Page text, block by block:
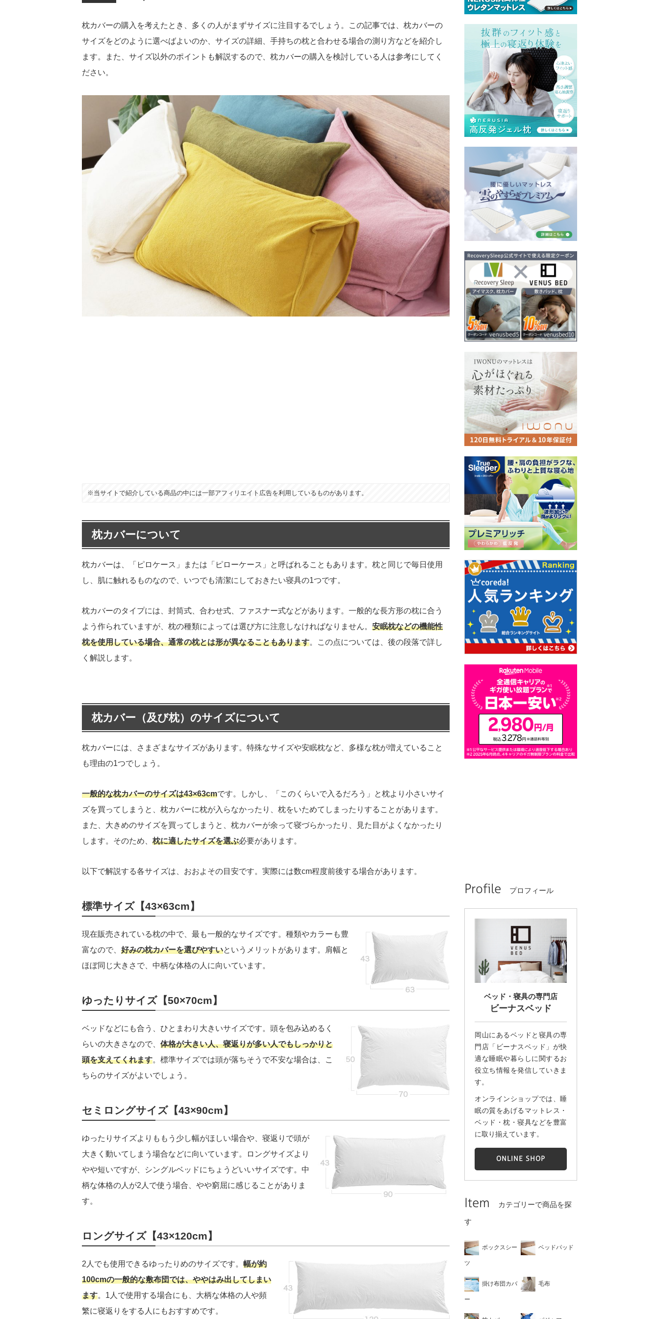
枕カバーの購入を考えたとき、多くの人がまずサイズに注目するでしょう。この記事では、枕カバーの
サイズをどのように選べばよいのか、サイズの詳細、手持ちの枕と合わせる場合の測り方などを紹介し
ます。また、サイズ以外のポイントも解説するので、枕カバーの購入を検討している人は参考にしてく
ださい。
※当サイトで紹介している商品の中には一部アフィリエイト広告を利用しているものがあります。
枕カバーについて
枕カバーは、「ピロケース」または「ピローケース」と呼ばれることもあります。枕と同じで毎日使用
し、肌に触れるものなので、いつでも清潔にしておきたい寝具の1つです。
枕カバーのタイプには、封筒式、合わせ式、ファスナー式などがあります。一般的な長方形の枕に合う
よう作られていますが、枕の種類によっては選び方に注意しなければなりません。 安眠枕などの機能性
枕を使用している場合、通常の枕とは形が異なることもあります。この点については、後の段落で詳し
く解説します。
枕カバー（及び枕）のサイズについて
枕カバーには、さまざまなサイズがあります。特殊なサイズや安眠枕など、多様な枕が増えていること
も理由の1つでしょう。
一般的な枕カバーのサイズは43×63cmです。しかし、「このくらいで入るだろう」と枕より小さいサイ
ズを買ってしまうと、枕カバーに枕が入らなかったり、枕をいためてしまったりすることがあります。
また、大きめのサイズを買ってしまうと、枕カバーが余って寝づらかったり、見た目がよくなかったり
します。そのため、 枕に適したサイズを選ぶ必要があります。
以下で解説する各サイズは、おおよその目安です。実際には数cm程度前後する場合があります。
標準サイズ【43×63cm】
現在販売されている枕の中で、最も一般的なサイズです。種類やカラーも豊
富なので、 好みの枕カバーを選びやすいというメリットがあります。肩幅と
ほぼ同じ大きさで、中柄な体格の人に向いています。
ゆったりサイズ【50×70cm】
ベッドなどにも合う、ひとまわり大きいサイズです。頭を包み込めるく
らいの大きさなので、 体格が大きい人、寝返りが多い人でもしっかりと
頭を支えてくれます。標準サイズでは頭が落ちそうで不安な場合は、こ
ちらのサイズがよいでしょう。
セミロングサイズ【43×90cm】
ゆったりサイズよりももう少し幅がほしい場合や、寝返りで頭が
大きく動いてしまう場合などに向いています。ロングサイズより
やや短いですが、シングルベッドにちょうどいいサイズです。中
柄な体格の人が2人で使う場合、やや窮屈に感じることがありま
す。
ロングサイズ【43×120cm】
2人でも使用できるゆったりめのサイズです。 幅が約
100cmの一般的な敷布団では、ややはみ出してしまい
ます。1人で使用する場合にも、大柄な体格の人や頻
繁に寝返りをする人にもおすすめです。
Profile プロフィール
ベッド・寝具の専門店
ビーナスベッド
岡山にあるベッドと寝具の専
門店「ビーナスベッド」が快
適な睡眠や暮らしに関するお
役立ち情報を発信していきま
す。
オンラインショップでは、睡
眠の質をあげるマットレス・
ベッド・枕・寝具などを豊富
に取り揃えています。
ONLINE SHOP
Item
カテゴリーで商品を探
す
ボックスシー
ツ
ベッドパッド
掛け布団カバ
ー
毛布